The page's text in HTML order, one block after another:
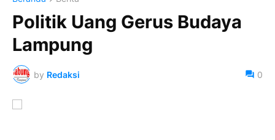
Politik Uang Gerus Budaya
Lampung
by Redaksi 0